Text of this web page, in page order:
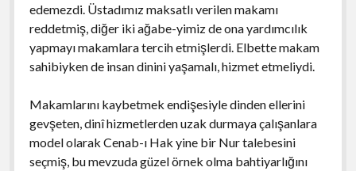
edemezdi. Üstadımız maksatlı verilen makamı
reddetmiş, diğer iki ağabe-yimiz de ona yardımcılık
yapmayı makamlara tercih etmişlerdi. Elbette makam
sahibiyken de insan dinini yaşamalı, hizmet etmeliydi.
Makamlarını kaybetmek endişesiyle dinden ellerini
gevşeten, dinî hizmetlerden uzak durmaya çalışanlara
model olarak Cenab-ı Hak yine bir Nur talebesini
seçmiş, bu mevzuda güzel örnek olma bahtiyarlığını